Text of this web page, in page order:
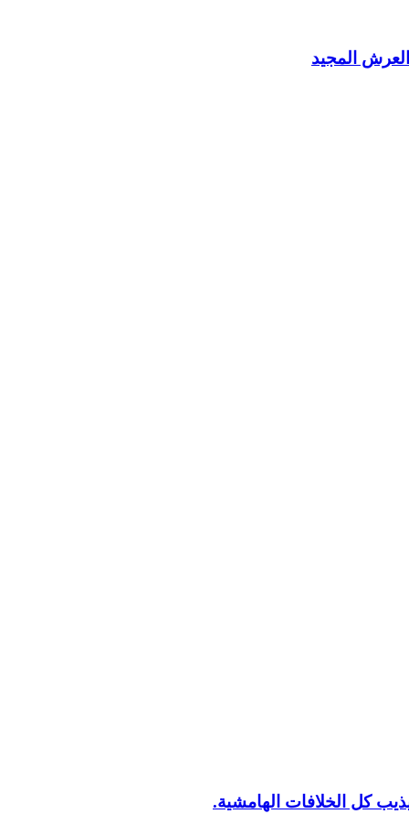
كل الخلافات الهامشية.